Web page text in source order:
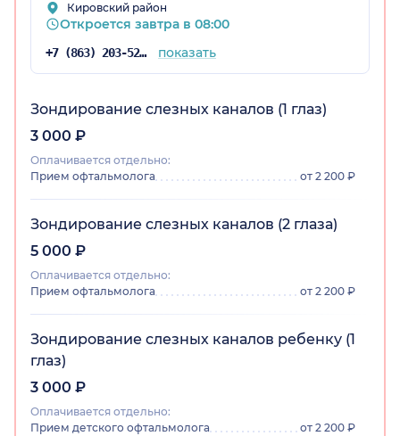
Кировский район
Откроется завтра в 08:00
+7 (863) 203-52-44 показать
Зондирование слезных каналов (1 глаз)
3 000 ₽
Оплачивается отдельно:
Прием офтальмолога
от 2 200 ₽
Зондирование слезных каналов (2 глаза)
5 000 ₽
Оплачивается отдельно:
Прием офтальмолога
от 2 200 ₽
Зондирование слезных каналов ребенку (1
глаз)
3 000 ₽
Оплачивается отдельно:
Прием детского офтальмолога
от 2 200 ₽